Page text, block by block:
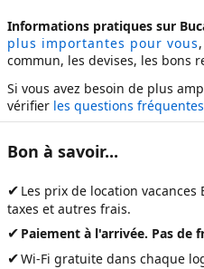
Informations pratiques sur
plus importantes pour vous
commun, les devises, les bons
Si vous avez besoin de plus
vérifier les questions fréquentes
Bon à savoir...
✔ Les prix de location vacances
taxes et autres frais.
✔ Paiement à l'arrivée. Pas de
✔Wi-Fi gratuite dans chaque